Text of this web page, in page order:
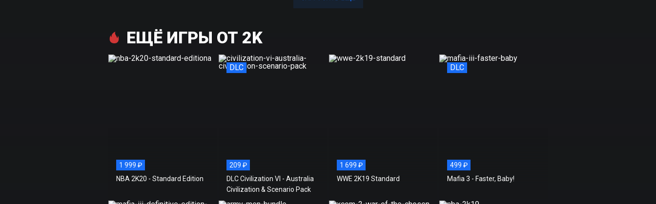
ЕЩЁ ИГРЫ ОТ 2K
1 999 ₽
NBA 2K20 - Standard Edition
DLC
209 ₽
DLC Civilization VI - Australia
Civilization & Scenario Pack
1 699 ₽
WWE 2K19 Standard
DLC
499 ₽
Mafia 3 - Faster, Baby!